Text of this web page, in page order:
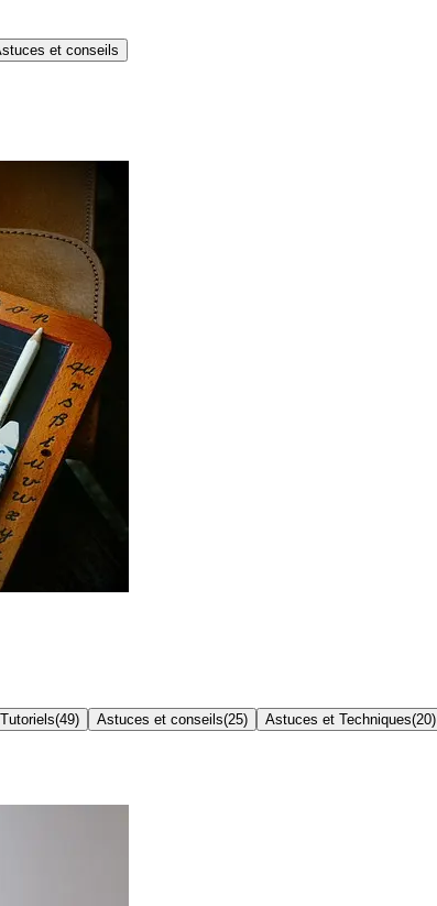
et conseils
Tutoriels(49) Astuces et conseils(25) Astuces et Techniques(20)